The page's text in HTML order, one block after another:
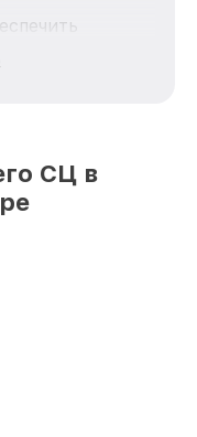
для
Legat, вне
в городе
уровень
СЦ в